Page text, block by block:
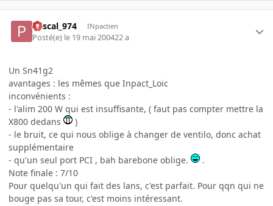
Pascal_974 INpactien
Posté(e) le 19 mai 200422 a
Un Sn41g2
avantages : les mêmes que Inpact_Loic
inconvénients :
- l'alim 200 W qui est insuffisante, ( faut pas compter mettre la
X800 dedans
)
- le bruit, ce qui nous oblige à changer de ventilo, donc achat
supplémentaire
- qu'un seul port PCI , bah barebone oblige.
.
Note finale : 7/10
Pour quelqu'un qui fait des lans, c'est parfait. Pour qqn qui ne
bouge pas sa tour, c'est moins intéressant.